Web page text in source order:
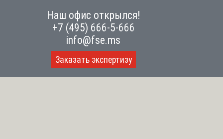
Наш офис открылся!
+7 (495) 666-5-666
info@fse.ms
Заказать экспертизу